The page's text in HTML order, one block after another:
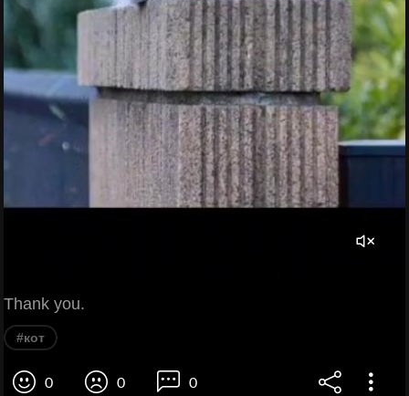
Thank you.
#кот
0 0 0